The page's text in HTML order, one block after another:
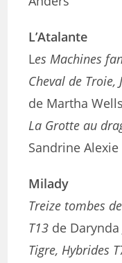
L’Atalante
Les Machines
Cheval de Troie,
de Martha Wells
La Grotte au
Sandrine Alexie
Milady
Treize tombes
T13 de Darynda
Tigre, Hybrides